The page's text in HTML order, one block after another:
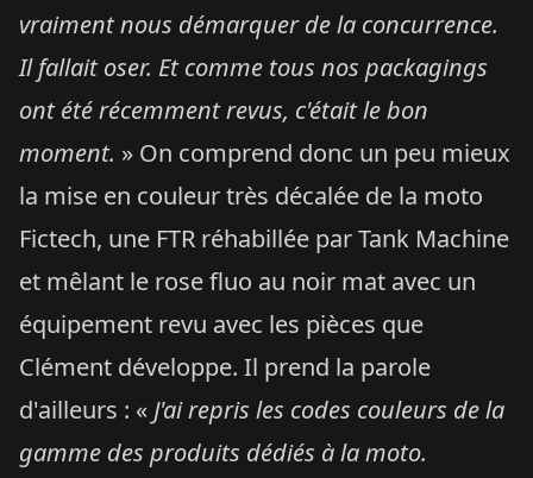
vraiment nous démarquer de la concurrence.
Il fallait oser. Et comme tous nos packagings
ont été récemment revus, c'était le bon
moment. » On comprend donc un peu mieux
la mise en couleur très décalée de la moto
Fictech, une FTR réhabillée par Tank Machine
et mêlant le rose fluo au noir mat avec un
équipement revu avec les pièces que
Clément développe. Il prend la parole
d'ailleurs : « J'ai repris les codes couleurs de la
gamme des produits dédiés à la moto.